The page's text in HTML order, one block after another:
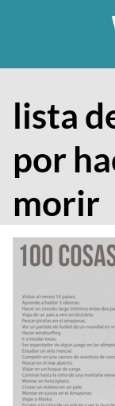
lista
por
morir